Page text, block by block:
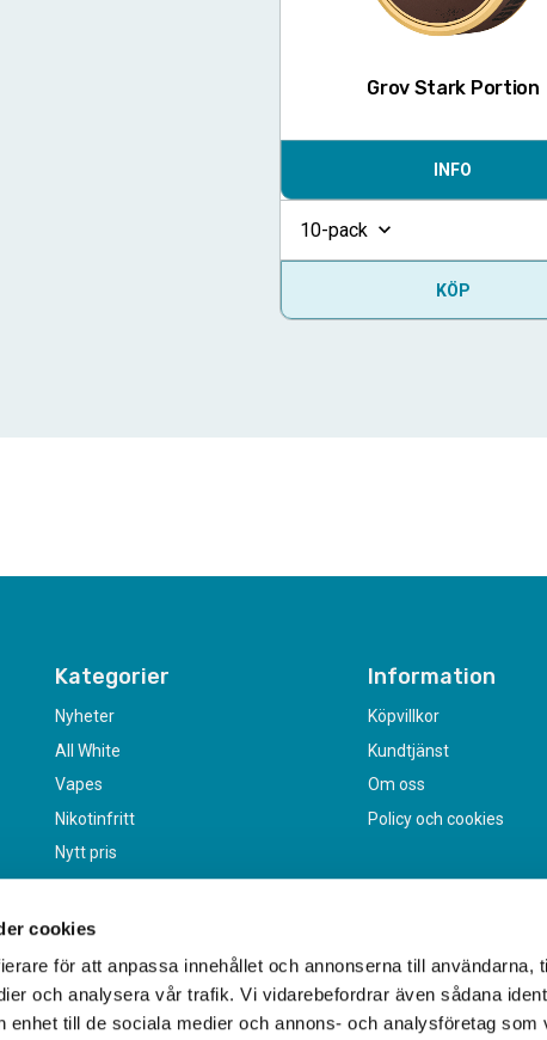
cookies
för att anpassa innehållet och annonserna till användarna,
och analysera vår trafik. Vi vidarebefordrar även sådana
enhet till de sociala medier och annons- och analysföretag som
Grov Stark Portion
INFO
10-pack
KÖP
Kategorier
Nyheter
All White
Vapes
Nikotinfritt
Nytt pris
Information
Köpvillkor
Kundtjänst
Om oss
Policy och cookies